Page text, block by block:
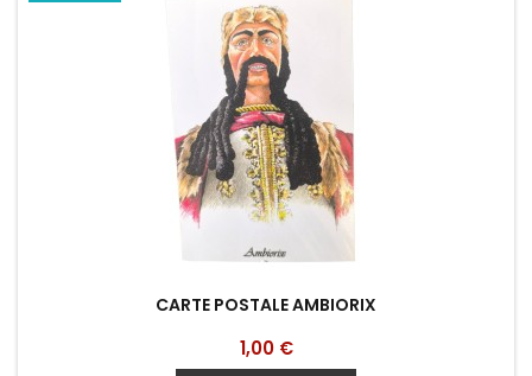
CARTE POSTALE AMBIORIX
Prix
1,00 €